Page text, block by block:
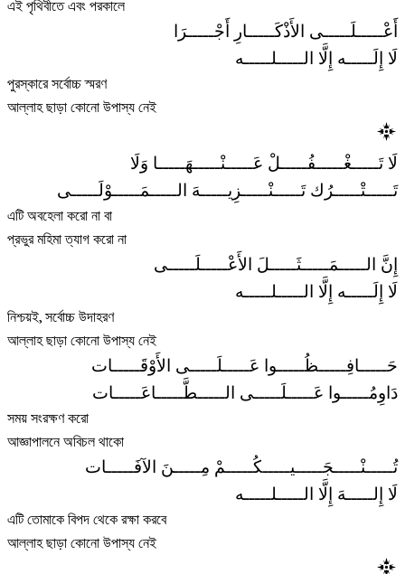
এই পৃথিবীতে এবং পরকালে
أَعْـــــلَـــــى الأَذْكَـــــارِ أَجْـــــرَا
لَا إِلَـــــه إِلَّا الـــــلـــــه
পুরস্কারে সর্বোচ্চ স্মরণ
আল্লাহ ছাড়া কোনো উপাস্য নেই
لَا تَـــــغْـــــفُـــــلْ عَـــــنْـــــهَـــــا وَلَا
تَـــــتْـــــرُك تَـــــنْـــــزِيـــــهَ الـــــمَـــــوْلَـــــى
এটি অবহেলা করো না বা
প্রভুর মহিমা ত্যাগ করো না
إِنَّ الـــــمَـــــثَـــــلَ الأَعْـــــلَـــــى
لَا إِلَـــــه إِلَّا الـــــلـــــه
নিশ্চয়ই, সর্বোচ্চ উদাহরণ
আল্লাহ ছাড়া কোনো উপাস্য নেই
حَـــــافِـــــظُـــــوا عَـــــلَـــــى الأَوْقَـــــات
دَاوِمُـــــوا عَـــــلَـــــى الـــــطَّـــــاعَـــــات
সময় সংরক্ষণ করো
আজ্ঞাপালনে অবিচল থাকো
تُـــــنْـــــجَـــــيـــــكُـــــمْ مِـــــنَ الآفَـــــات
لَا إِلـــــهَ إِلَّا الـــــلـــــه
এটি তোমাকে বিপদ থেকে রক্ষা করবে
আল্লাহ ছাড়া কোনো উপাস্য নেই